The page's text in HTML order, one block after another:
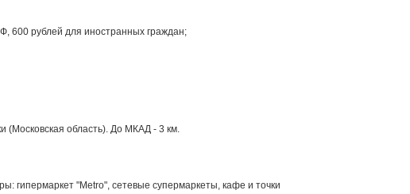
600 рублей для иностранных граждан;
(Московская область). До МКАД - 3 км.
гипермаркет "Metro", сетевые супермаркеты, кафе и точки